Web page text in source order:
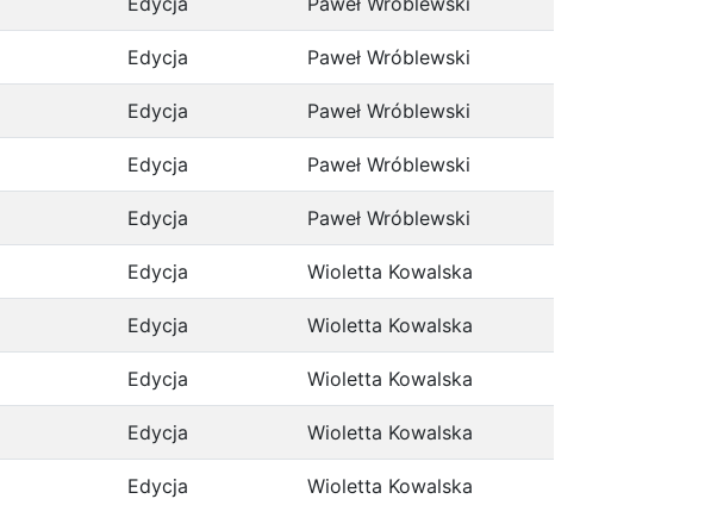
Edycja Paweł Wróblewski
Edycja Paweł Wróblewski
Edycja Paweł Wróblewski
Edycja Paweł Wróblewski
Edycja Wioletta Kowalska
Edycja Wioletta Kowalska
Edycja Wioletta Kowalska
Edycja Wioletta Kowalska
Edycja Wioletta Kowalska